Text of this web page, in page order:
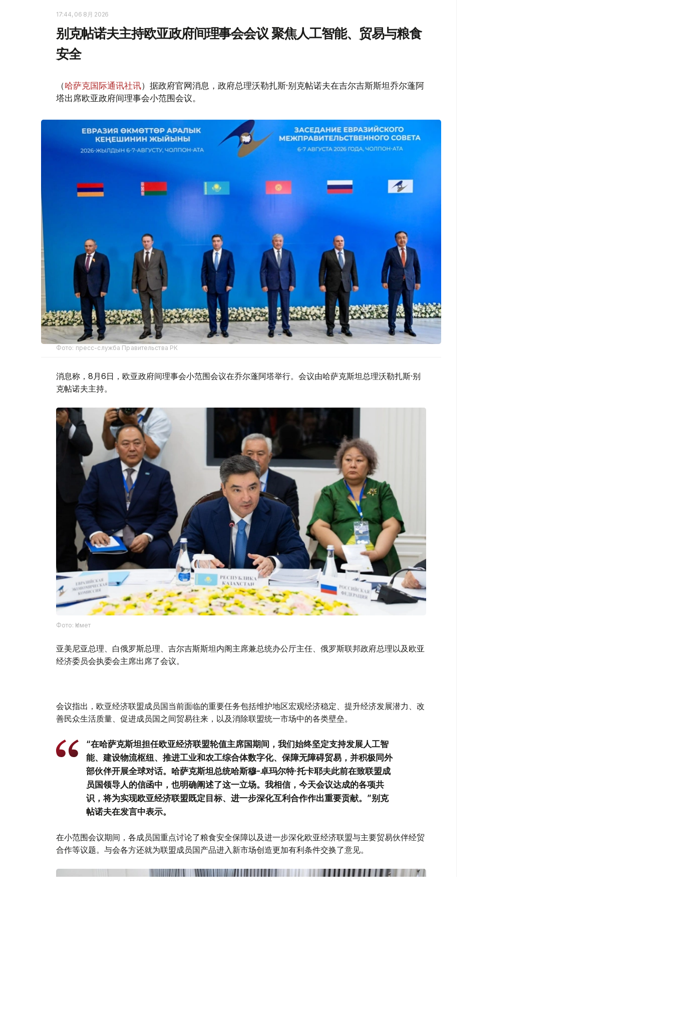
17:44, 06 8月 2026
别克帖诺夫主持欧亚政府间理事会会议 聚焦人工智能、贸易与粮食
安全
（哈萨克国际通讯社讯）据政府官网消息，政府总理沃勒扎斯·别克帖诺夫在吉尔吉斯斯坦乔尔蓬阿
塔出席欧亚政府间理事会小范围会议。
Фото: пресс-служба Правительства РК
消息称，8月6日，欧亚政府间理事会小范围会议在乔尔蓬阿塔举行。会议由哈萨克斯坦总理沃勒扎斯·别
克帖诺夫主持。
Фото: Үкімет
亚美尼亚总理、白俄罗斯总理、吉尔吉斯斯坦内阁主席兼总统办公厅主任、俄罗斯联邦政府总理以及欧亚
经济委员会执委会主席出席了会议。
会议指出，欧亚经济联盟成员国当前面临的重要任务包括维护地区宏观经济稳定、提升经济发展潜力、改
善民众生活质量、促进成员国之间贸易往来，以及消除联盟统一市场中的各类壁垒。
“在哈萨克斯坦担任欧亚经济联盟轮值主席国期间，我们始终坚定支持发展人工智
能、建设物流枢纽、推进工业和农工综合体数字化、保障无障碍贸易，并积极同外
部伙伴开展全球对话。哈萨克斯坦总统哈斯穆-卓玛尔特·托卡耶夫此前在致联盟成
员国领导人的信函中，也明确阐述了这一立场。我相信，今天会议达成的各项共
识，将为实现欧亚经济联盟既定目标、进一步深化互利合作作出重要贡献。”别克
帖诺夫在发言中表示。
在小范围会议期间，各成员国重点讨论了粮食安全保障以及进一步深化欧亚经济联盟与主要贸易伙伴经贸
合作等议题。与会各方还就为联盟成员国产品进入新市场创造更加有利条件交换了意见。